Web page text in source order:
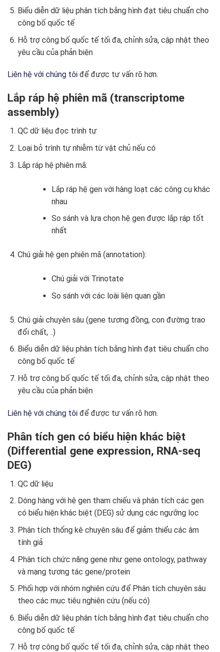
Biểu diễn dữ liệu phân tích bằng hình đạt tiêu chuẩn cho
công bố quốc tế
Hỗ trợ công bố quốc tế tối đa, chỉnh sửa, cập nhật theo
yêu cầu của phản biện
Liên hệ với chúng tôi để được tư vấn rõ hơn.
Lắp ráp hệ phiên mã (transcriptome
assembly)
QC dữ liệu đọc trình tự
Loại bỏ trình tự nhiễm từ vật chủ nếu có
Lắp ráp hệ phiên mã:
Lắp ráp hệ gen với hàng loạt các công cụ khác
nhau
So sánh và lựa chọn hệ gen được lắp ráp tốt
nhất
Chú giải hệ gen phiên mã (annotation):
Chú giải với Trinotate
So sánh với các loài liên quan gần
Chú giải chuyên sâu (gene tương đồng, con đường trao
đổi chất, ..)
Biểu diễn dữ liệu phân tích bằng hình đạt tiêu chuẩn cho
công bố quốc tế
Hỗ trợ công bố quốc tế tối đa, chỉnh sửa, cập nhật theo
yêu cầu của phản biện
Liên hệ với chúng tôi để được tư vấn rõ hơn.
Phân tích gen có biểu hiện khác biệt
(Differential gene expression, RNA-seq
DEG)
QC dữ liệu
Dóng hàng với hệ gen tham chiếu và phân tích các gen
có biểu hiện khác biệt (DEG) sử dụng các ngưỡng lọc
Phân tích thống kê chuyên sâu để giảm thiểu các âm
tính giả
Phân tích chức năng gene như gene ontology, pathway
và mạng tương tác gene/protein
Phối hợp với nhóm nghiên cứu để Phân tích chuyên sâu
theo các mục tiêu nghiên cứu (nếu có)
Biểu diễn dữ liệu phân tích bằng hình đạt tiêu chuẩn cho
công bố quốc tế
Hỗ trợ công bố quốc tế tối đa, chỉnh sửa, cập nhật theo